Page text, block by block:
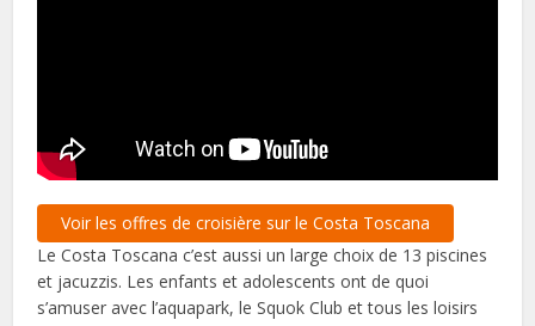
Voir les offres de croisière sur le Costa Toscana
Le Costa Toscana c’est aussi un large choix de 13 piscines
et jacuzzis. Les enfants et adolescents ont de quoi
s’amuser avec l’aquapark, le Squok Club et tous les loisirs